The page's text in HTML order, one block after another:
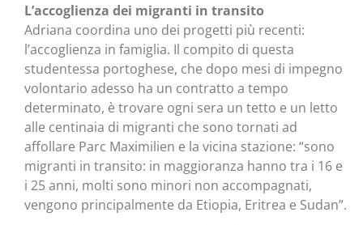
L’accoglienza dei migranti in transito
Adriana coordina uno dei progetti più recenti:
l’accoglienza in famiglia. Il compito di questa
studentessa portoghese, che dopo mesi di impegno
volontario adesso ha un contratto a tempo
determinato, è trovare ogni sera un tetto e un letto
alle centinaia di migranti che sono tornati ad
affollare Parc Maximilien e la vicina stazione: “sono
migranti in transito: in maggioranza hanno tra i 16 e
i 25 anni, molti sono minori non accompagnati,
vengono principalmente da Etiopia, Eritrea e Sudan”.